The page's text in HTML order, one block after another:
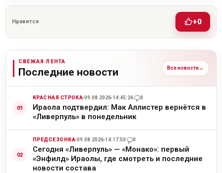
Нравится +0
СВЕЖАЯ ЛЕНТА
Последние новости Все новости→
КРАСНАЯ СТРОКА 09.08.2026 14:45:26 0
Ираола подтвердил: Мак Аллистер вернётся в
«Ливерпуль» в понедельник
ПРЕДСЕЗОНКА 09.08.2026 14:17:50 0
Сегодня «Ливерпуль» — «Монако»: первый
«Энфилд» Ираолы, где смотреть и последние
новости состава